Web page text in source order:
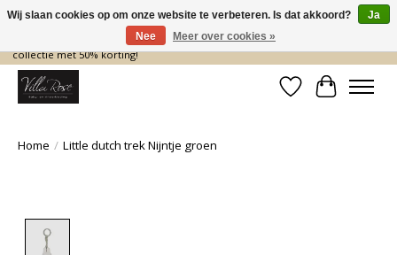
De nieuwe collectie komt eraan… en wij maken ruimte! Shop nu de zomer
collectie met 50% korting!
Verlanglijst
Home / Little dutch trek Nijntje groen
Wij slaan cookies op om onze website te verbeteren. Is dat akkoord?
Ja
Nee
Meer over cookies »